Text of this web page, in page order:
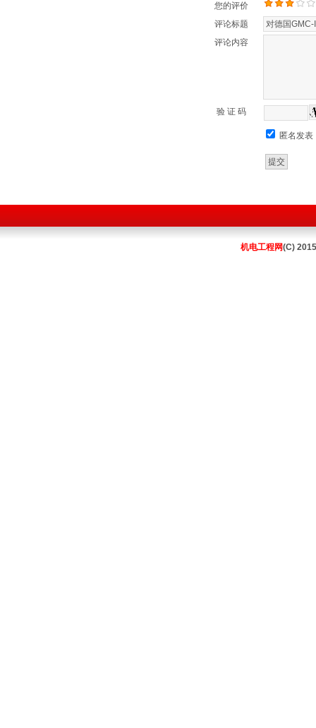
您的评价
评论标题
评论内容
验 证 码
匿名发表
机电工程网(C)